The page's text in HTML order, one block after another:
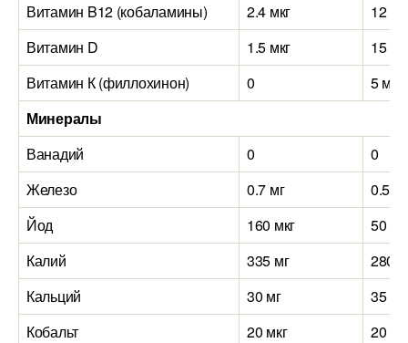
Витамин B12 (кобаламины) 2.4 мкг
12
Витамин D
1.5 мкг
15
Витамин К (филлохинон)
0
5 мкг
Минералы
Ванадий
0
0
Железо
0.7 мг
0.5 мг
Йод
160 мкг
50
Калий
335 мг
280
Кальций
30 мг
35 мг
Кобальт
20 мкг
20